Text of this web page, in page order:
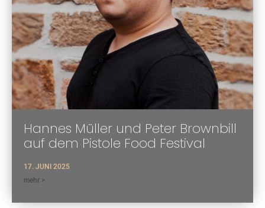
Hannes Müller und Peter Brownbill
auf dem Pistole Food Festival
17. JUNI 2025
mehr >